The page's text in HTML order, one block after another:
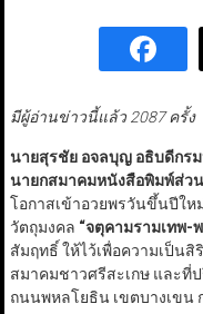
มีผู้อ่านข่าวนี้แล้ว 2087 ครั้ง
นายสุรชัย อจลบุญ อธิบดีกร
นายกสมาคมหนังสือพิมพ์ส่ว
โอกาสเข้าอวยพรวันขึ้นปีให
วัตถุมงคล “จตุคามรามเทพ-
สัมฤทธิ์ ให้ไว้เพื่อความเป็นสิ
สมาคมชาวศรีสะเกษ และที่
ถนนพหลโยธิน เขตบางเขน